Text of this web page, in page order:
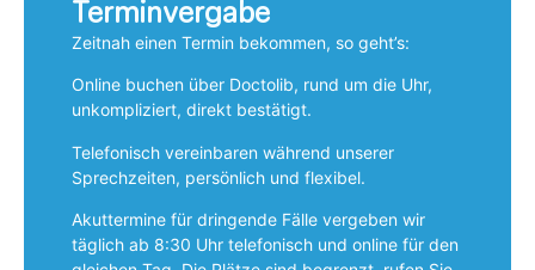
Terminvergabe
Zeitnah einen Termin bekommen, so geht’s:
Online buchen über Doctolib, rund um die Uhr,
unkompliziert, direkt bestätigt.
Telefonisch vereinbaren während unserer
Sprechzeiten, persönlich und flexibel.
Akuttermine für dringende Fälle vergeben wir
täglich ab 8:30 Uhr telefonisch und online für den